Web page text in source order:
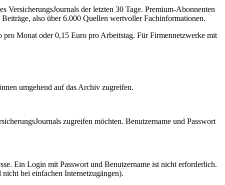
der letzten 30 Tage. Premium-Abonnenten
also über 6.000 Quellen wertvoller Fachinformationen.
Monat oder 0,15 Euro pro Arbeitstag. Für Firmennetzwerke mit
umgehend auf das Archiv zugreifen.
zugreifen möchten. Benutzername und Passwort
Ein Login mit Passwort und Benutzername ist nicht erforderlich.
bei einfachen Internetzugängen).